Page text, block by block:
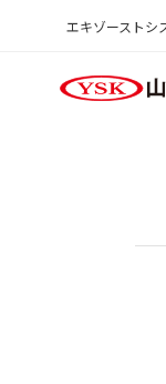
エキゾーストシ
HOME 商品